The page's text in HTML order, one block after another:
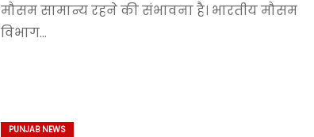
मौसम सामान्य रहने की संभावना है। भारतीय मौसम
विभाग…
PUNJAB NEWS